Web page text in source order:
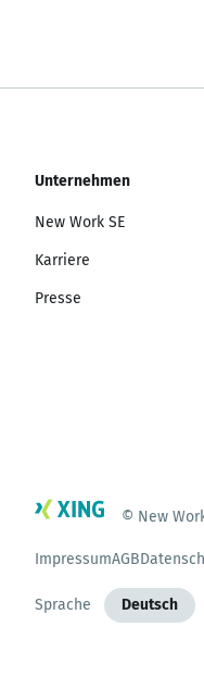
Unternehmen
New Work SE
Karriere
Presse
© New
ImpressumAGB
Sprache Deutsch